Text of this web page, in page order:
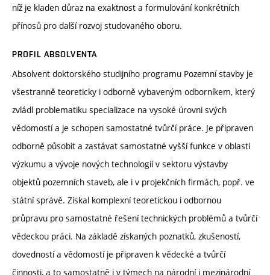
níž je kladen důraz na exaktnost a formulování konkrétních
přínosů pro další rozvoj studovaného oboru.
PROFIL ABSOLVENTA
Absolvent doktorského studijního programu Pozemní stavby je
všestranně teoreticky i odborně vybaveným odborníkem, který
zvládl problematiku specializace na vysoké úrovni svých
vědomostí a je schopen samostatné tvůrčí práce. Je připraven
odborně působit a zastávat samostatné vyšší funkce v oblasti
výzkumu a vývoje nových technologií v sektoru výstavby
objektů pozemních staveb, ale i v projekčních firmách, popř. ve
státní správě. Získal komplexní teoretickou i odbornou
průpravu pro samostatné řešení technických problémů a tvůrčí
vědeckou práci. Na základě získaných poznatků, zkušeností,
dovedností a vědomostí je připraven k vědecké a tvůrčí
činnosti, a to samostatně i v týmech na národní i mezinárodní